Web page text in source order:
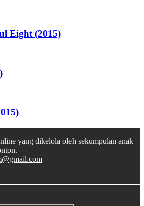
Eight (2015)
yang dikelola oleh sekumpulan anak